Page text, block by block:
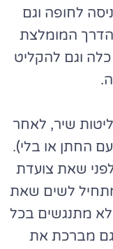
לחופה וגם
הדרך המומלצת
וגם להקליט
שיר, לאחר
החתן או בלי).
שאת צועדת
מתחיל לשים שאת
מתנגשים בכל
גם מברכת את